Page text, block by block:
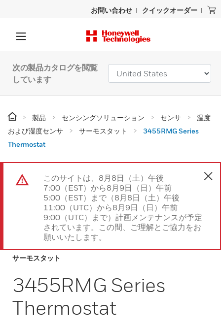
お問い合わせ クイックオーダー
次の製品カタログを閲覧
しています
製品 センシングソリューション センサ
温度
および湿度センサ
サーモスタット
3455RMG Series
Thermostat
このサイトは、8月8日（土）午後
7:00（EST）から8月9日（日）午前
5:00（EST）まで（8月8日（土）午後
11:00（UTC）から8月9日（日）午前
9:00（UTC）まで）計画メンテナンスが予定
されています。この間、ご理解とご協力をお
願いいたします。
サーモスタット
3455RMG Series
Thermostat